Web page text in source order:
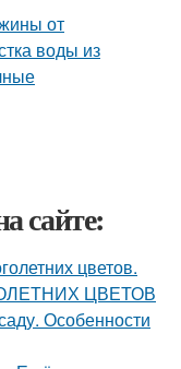
сайте:
цветов.
ЦВЕТОВ
Особенности